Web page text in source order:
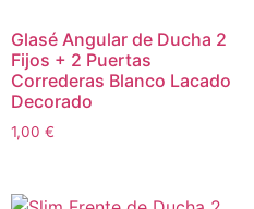
Glasé Angular de Ducha 2
Fijos + 2 Puertas
Correderas Blanco Lacado
Decorado
1,00 €